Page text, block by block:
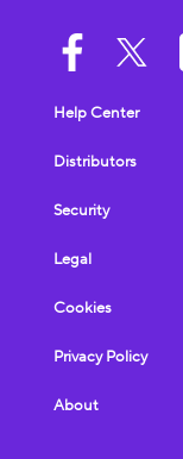
Help Center
Distributors
Security
Legal
Cookies
Privacy Policy
About